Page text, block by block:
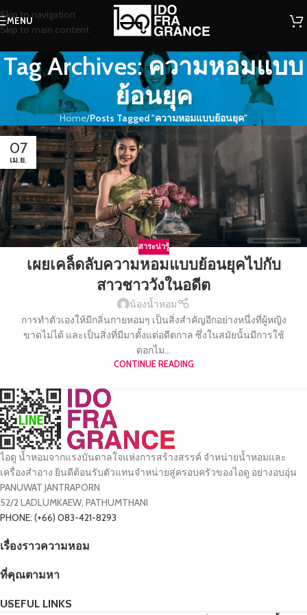
Skip to navigation
Skip to main content
MENU
Tag Archives: ความหอมแบบ
ย้อนยุค
Home/Posts Tagged "ความหอมแบบย้อนยุค"
07
เม.ย.
สาระน่ารู้
เผยเคล็ดลับความหอมแบบย้อนยุคไปกับ
สาวชาววังในอดีต
น้องน้ำหอม
การทำตัวเองให้มีกลิ่นกายหอมๆ เป็นสิ่งสำคัญอีกอย่างหนึ่งที่ผู้หญิง
ขาดไม่ได้ และเป็นสิ่งที่มีมาตั้งแต่อดีตกาล ซึ่งในสมัยนั้นมีการใช้
ดอกไม...
CONTINUE READING
ไอดู น้ำหอมจากแรงบันดาลใจแห่งการสร้างสรรค์ จำหน่ายน้ำหอมและ
เครื่องสำอาง ยินดีต้อนรับตัวแทนจำหน่ายสู่ครอบครัวของไอดู อย่างอบอุ่น
PANUWAT JANTRAPORN
52/2 LADLUMKAEW, PATHUMTHANI
PHONE: (+66) 083-421-8293
เรื่องราวความหอม
ที่คุณตามหา
USEFUL LINKS